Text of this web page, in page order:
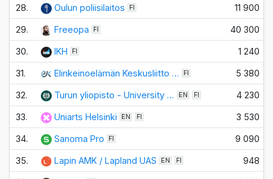
28. Oulun poliisilaitos FI 11 900
29. Freeopa FI 40 300
30. IKH FI 1 240
31. Elinkeinoelämän Keskusliitto … FI 5 380
32. Turun yliopisto - University … EN FI 4 230
33. Uniarts Helsinki EN FI 3 530
34. Sanoma Pro FI 9 090
35. Lapin AMK / Lapland UAS EN FI 948